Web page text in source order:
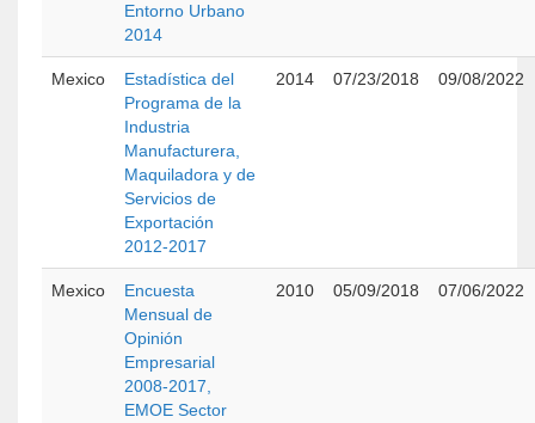
Entorno Urbano
2014
Mexico
Estadística del
Programa de la
Industria
Manufacturera,
Maquiladora y de
Servicios de
Exportación
2012-2017
2014 07/23/2018 09/08/2022
Mexico
Encuesta
Mensual de
Opinión
Empresarial
2008-2017,
EMOE Sector
2010 05/09/2018 07/06/2022